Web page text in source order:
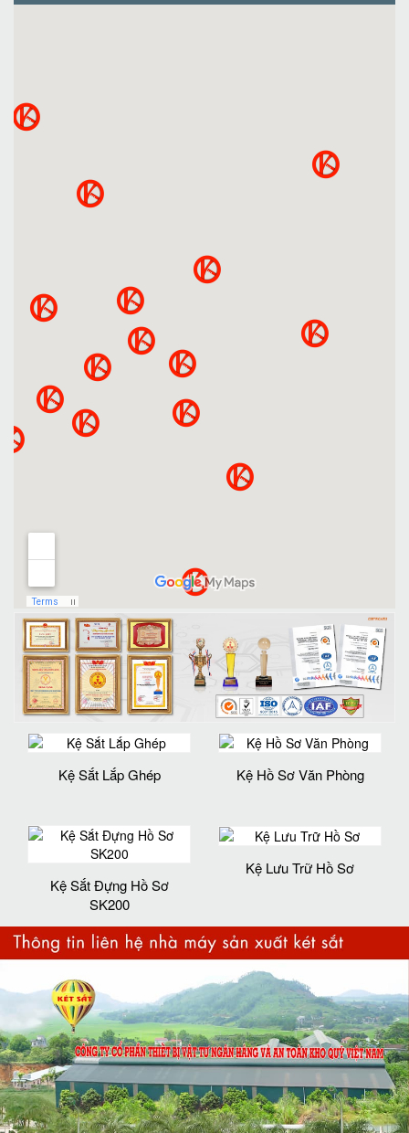
Kệ Sắt Lắp Ghép Kệ Hồ Sơ Văn Phòng
Kệ Sắt Đựng Hồ Sơ
SK200
Kệ Lưu Trữ Hồ Sơ